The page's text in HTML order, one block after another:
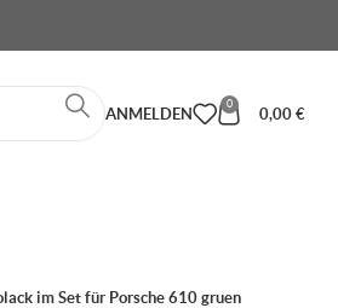
ANMELDEN
0
0,00 €
im Set für Porsche 610 gruen